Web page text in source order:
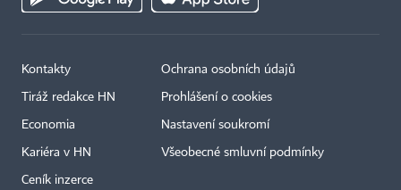
Kontakty
Tiráž redakce HN
Economia
Kariéra v HN
Ceník inzerce
Ochrana osobních údajů
Prohlášení o cookies
Nastavení soukromí
Všeobecné smluvní podmínky